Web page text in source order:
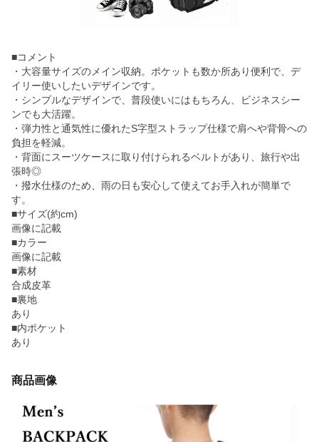
■コメント
・大容量サイズのメイン収納。ポケットも数か所あり便利で、デ
イリー使いしたいデザインです。
・シンプルなデザインで、普段使いにはもちろん、ビジネスシー
ンでも大活躍。
・弾力性と通気性に優れたS字型ストラップ仕様で肩へや背骨への
負担を軽減。
・背面にスーツケースに取り付けられるベルトがあり、旅行や出
張時◎
・撥水仕様のため、雨の日も安心して使えてお手入れが簡単で
す。
■サイズ(約cm)
画像に記載
■カラー
画像に記載
■素材
合成皮革
■裏地
あり
■内ポケット
あり
商品画像